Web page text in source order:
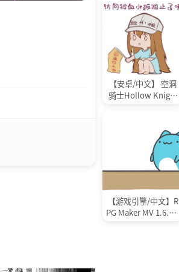
【安卓/中文】 空洞
骑士Hollow Knight
【游戏引擎/中文】R
PG Maker MV 1.6.1 S